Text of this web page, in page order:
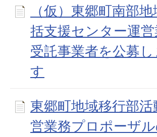
（仮）東郷町南部
括支援センター運
受託事業者を公募し
す
東郷町地域移行部活
営業務プロポーザ